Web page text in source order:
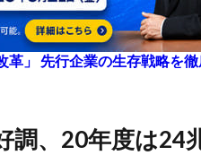
革」 先行企業の生存戦略を
調、20年度は24